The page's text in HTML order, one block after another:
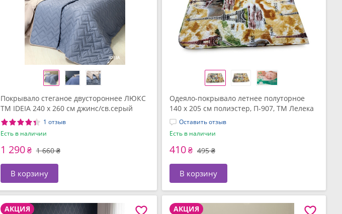
Покрывало стеганое двустороннее ЛЮКС
TM IDEIA 240 x 260 см джинс/св.серый
1 отзыв
Есть в наличии
1 290₴ 1 660 ₴
В корзину
Одеяло-покрывало летнее полуторное
140 x 205 см полиэстер, П-907, ТМ Лелека
Текстиль
Оставить отзыв
Есть в наличии
410₴ 495 ₴
В корзину
АКЦИЯ АКЦИЯ